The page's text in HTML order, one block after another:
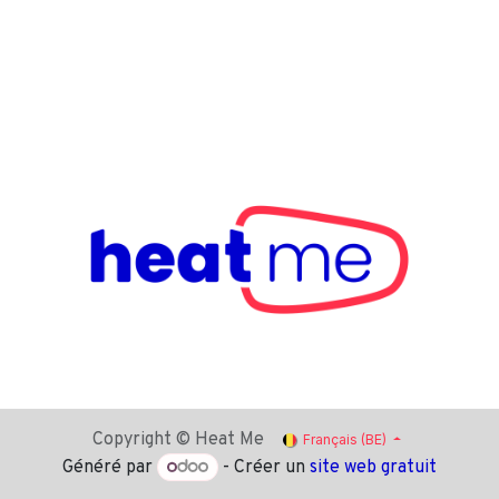
Copyright © Heat Me Français (BE)
Généré par - Créer un site web gratuit